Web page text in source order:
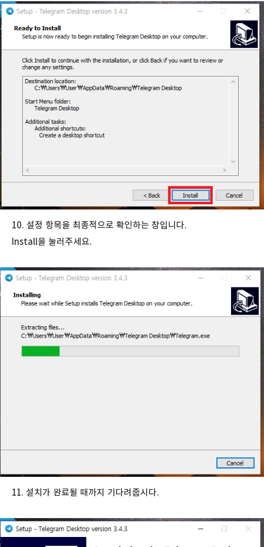
10. 설정 항목을 최종적으로 확인하는 창입니다.
Install을 눌러주세요.
11. 설치가 완료될 때까지 기다려줍시다.